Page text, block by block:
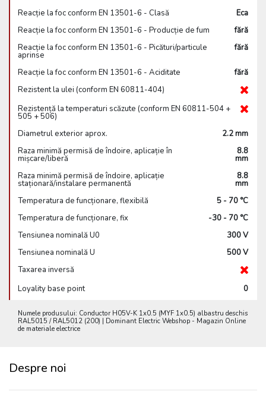
Reacție la foc conform EN 13501-6 - Clasă
Eca
Reacție la foc conform EN 13501-6 - Producție de fum
fără
Reacție la foc conform EN 13501-6 - Picături/particule
aprinse
fără
Reacție la foc conform EN 13501-6 - Aciditate
fără
Rezistent la ulei (conform EN 60811-404)
Rezistență la temperaturi scăzute (conform EN 60811-504 +
505 + 506)
Diametrul exterior aprox.
2.2 mm
Raza minimă permisă de îndoire, aplicație în
mișcare/liberă
8.8
mm
Raza minimă permisă de îndoire, aplicație
staționară/instalare permanentă
8.8
mm
Temperatura de funcționare, flexibilă
5 - 70 °C
Temperatura de funcționare, fix
-30 - 70 °C
Tensiunea nominală U0
300 V
Tensiunea nominală U
500 V
Taxarea inversă
Loyality base point
0
Numele produsului: Conductor H05V-K 1x0.5 (MYF 1x0.5) albastru deschis
RAL5015 / RAL5012 (200) | Dominant Electric Webshop - Magazin Online
de materiale electrice
Despre noi